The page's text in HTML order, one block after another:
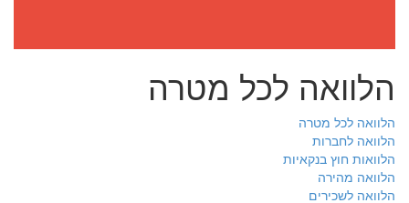
הלוואה לכל מטרה
הלוואה לכל מטרה
הלוואה לחברות
הלוואות חוץ בנקאיות
הלוואה מהירה
הלוואה לשכירים